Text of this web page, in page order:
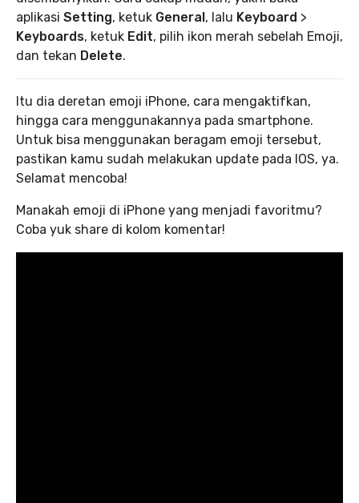
aplikasi Setting, ketuk General, lalu Keyboard >
Keyboards, ketuk Edit, pilih ikon merah sebelah Emoji,
dan tekan Delete.
Itu dia deretan emoji iPhone, cara mengaktifkan,
hingga cara menggunakannya pada smartphone.
Untuk bisa menggunakan beragam emoji tersebut,
pastikan kamu sudah melakukan update pada IOS, ya.
Selamat mencoba!
Manakah emoji di iPhone yang menjadi favoritmu?
Coba yuk share di kolom komentar!